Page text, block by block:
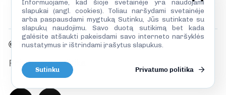
© TILS 2026
Privatumo politika
Informuojame, kad šioje svetainėje yra naudojami
slapukai (angl. cookies). Toliau naršydami svetainėje
arba paspausdami mygtuką Sutinku, Jūs sutinkate su
slapukų naudojimu. Savo duotą sutikimą bet kada
galėsite atšaukti pakeisdami savo interneto naršyklės
nustatymus ir ištrindami įrašytus slapukus.
Sutinku Privatumo politika